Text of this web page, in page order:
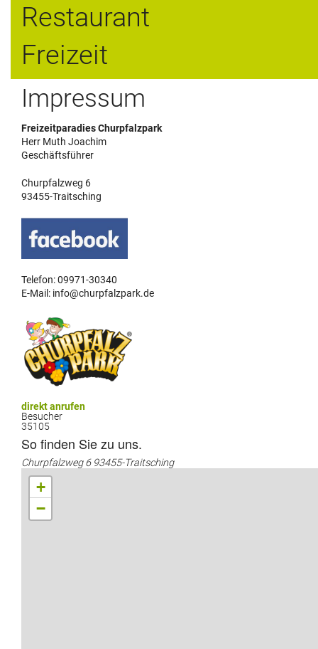
Restaurant
Freizeit
Impressum
Freizeitparadies Churpfalzpark
Herr Muth Joachim
Geschäftsführer
Churpfalzweg 6
93455-Traitsching
Telefon: 09971-30340
E-Mail: info@churpfalzpark.de
direkt anrufen
Besucher
35105
So finden Sie zu uns.
Churpfalzweg 6 93455-Traitsching
+
−